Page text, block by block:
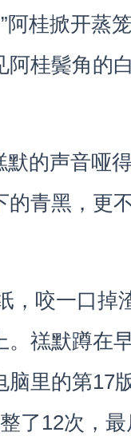
阿桂掀开蒸
阿桂鬓角的
默的声音哑
的青黑，更
，咬一口掉
。禚默蹲在
脑里的第
了12次，